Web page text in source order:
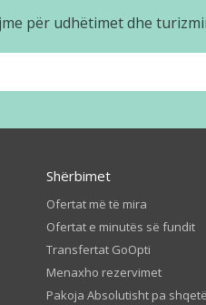
për udhëtimet dhe
Shërbimet
Ofertat më të mira
Ofertat e minutës së fundit
Transfertat GoOpti
Menaxho rezervimet
Pakoja Absolutisht pa